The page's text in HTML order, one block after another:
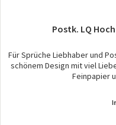
Postk. LQ
Für Sprüche Liebhaber und
schönem Design mit viel
Feinpapier